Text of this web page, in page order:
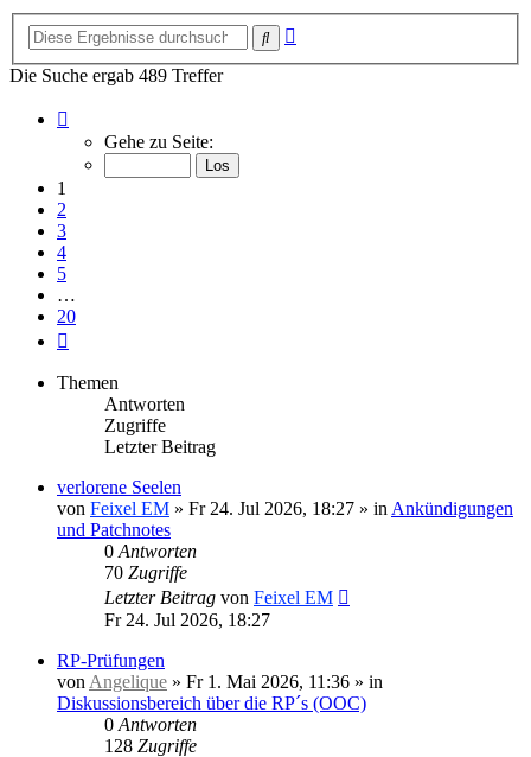
Suche
Die Suche ergab 489 Treffer
von
Gehe zu Seite:
1
2
3
4
5
…
20
Themen
Antworten
Zugriffe
Letzter Beitrag
verlorene Seelen
von Feixel EM » Fr 24. Jul 2026, 18:27 » in Ankündigungen
und Patchnotes
0 Antworten
70 Zugriffe
Letzter Beitrag von Feixel EM
Fr 24. Jul 2026, 18:27
RP-Prüfungen
von Angelique » Fr 1. Mai 2026, 11:36 » in
Diskussionsbereich über die RP´s (OOC)
0 Antworten
128 Zugriffe